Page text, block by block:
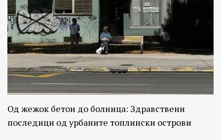
Од жежок бетон до болница: Здравствени
последици од урбаните топлински острови